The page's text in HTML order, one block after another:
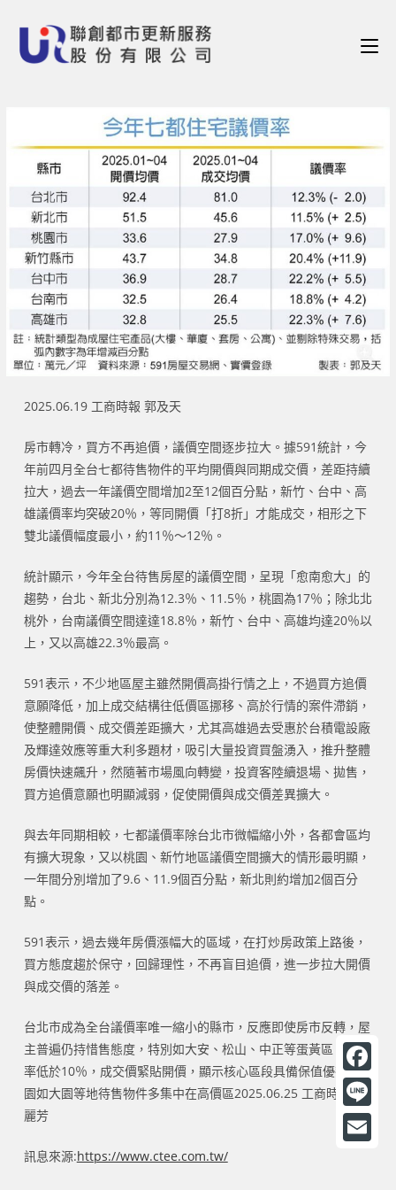
2025.06.19 工商時報 郭及天
房市轉冷，買方不再追價，議價空間逐步拉大。據591統計，今
年前四月全台七都待售物件的平均開價與同期成交價，差距持續
拉大，過去一年議價空間增加2至12個百分點，新竹、台中、高
雄議價率均突破20％，等同開價「打8折」才能成交，相形之下
雙北議價幅度最小，約11％～12％。
統計顯示，今年全台待售房屋的議價空間，呈現「愈南愈大」的
趨勢，台北、新北分別為12.3％、11.5％，桃園為17％；除北北
桃外，台南議價空間達達18.8％，新竹、台中、高雄均達20％以
上，又以高雄22.3％最高。
591表示，不少地區屋主雖然開價高掛行情之上，不過買方追價
意願降低，加上成交結構往低價區挪移、高於行情的案件滯銷，
使整體開價、成交價差距擴大，尤其高雄過去受惠於台積電設廠
及輝達效應等重大利多題材，吸引大量投資買盤湧入，推升整體
房價快速飆升，然隨著市場風向轉變，投資客陸續退場、拋售，
買方追價意願也明顯減弱，促使開價與成交價差異擴大。
與去年同期相較，七都議價率除台北市微幅縮小外，各都會區均
有擴大現象，又以桃園、新竹地區議價空間擴大的情形最明顯，
一年間分別增加了9.6、11.9個百分點，新北則約增加2個百分
點。
591表示，過去幾年房價漲幅大的區域，在打炒房政策上路後，
買方態度趨於保守，回歸理性，不再盲目追價，進一步拉大開價
與成交價的落差。
台北市成為全台議價率唯一縮小的縣市，反應即使房市反轉，屋
主普遍仍持惜售態度，特別如大安、松山、中正等蛋黃區，議價
率低於10％，成交價緊貼開價，顯示核心區段具備保值優勢。桃
園如大園等地待售物件多集中在高價區2025.06.25 工商時報 曾
麗芳
訊息來源:https://www.ctee.com.tw/
F
a
c
L